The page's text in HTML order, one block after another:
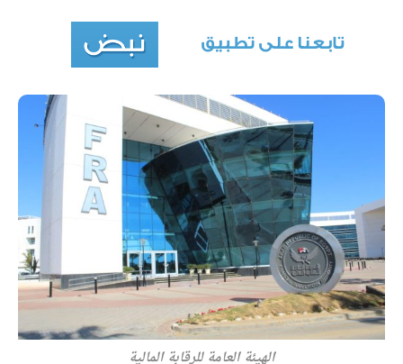
الهيئة العامة للرقابة المالية